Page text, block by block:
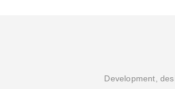
Development,